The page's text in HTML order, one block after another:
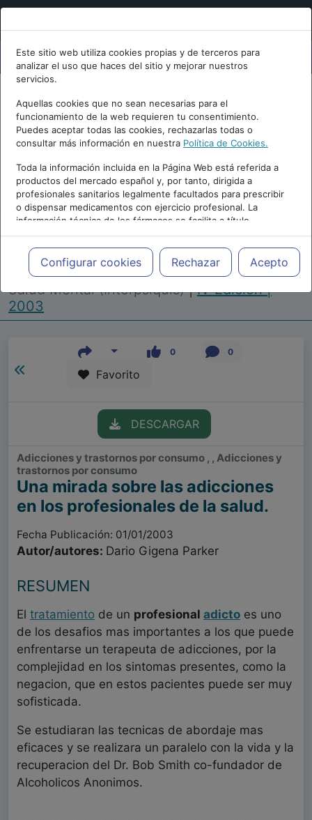
Este sitio web utiliza cookies propias y de terceros para
analizar el uso que haces del sitio y mejorar nuestros
servicios.
Aquellas cookies que no sean necesarias para el
funcionamiento de la web requieren tu consentimiento.
Puedes aceptar todas las cookies, rechazarlas todas o
consultar más información en nuestra Política de Cookies.
Toda la información incluida en la Página Web está referida a
productos del mercado español y, por tanto, dirigida a
profesionales sanitarios legalmente facultados para prescribir
o dispensar medicamentos con ejercicio profesional. La
información técnica de los fármacos se facilita a título
meramente informativo, siendo responsabilidad de los
profesionales facultados prescribir medicamentos y decidir, en
cada caso concreto, el tratamiento más adecuado a las
necesidades del paciente.
Configurar cookies Rechazar Acepto
Repositorio de Artículos |Congreso Virtual
Internacional de Psiquiatría, Psicología y
Salud Mental (Interpsiquis)|IV Edición |
2003
0 0
Favorito
DESCARGAR
Adicciones y trastornos por consumo , , Adicciones y
trastornos por consumo
Una mirada sobre las adicciones
en los profesionales de la salud.
Fecha Publicación: 01/01/2003
Autor/autores: Dario Gigena Parker
RESUMEN
El tratamiento de un profesional adicto es uno
de los desafios mas importantes a los que puede
enfrentarse un terapeuta de adicciones, por la
complejidad en los sintomas presentes, como la
negacion, que en estos pacientes puede ser muy
sofisticada.
Se estudiaran las tecnicas de abordaje mas
eficaces y se realizara un paralelo con la vida y la
recuperacion del Dr. Bob Smith co-fundador de
Alcoholicos Anonimos.